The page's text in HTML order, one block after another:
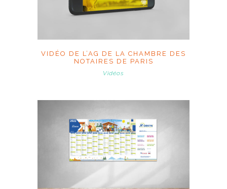
VIDÉO DE L’AG DE LA CHAMBRE DES
NOTAIRES DE PARIS
Vidéos